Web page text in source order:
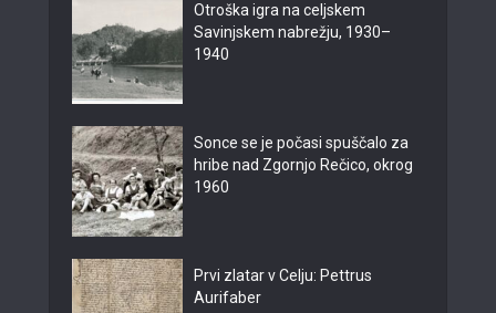
Otroška igra na celjskem
Savinjskem nabrežju, 1930–
1940
Sonce se je počasi spuščalo za
hribe nad Zgornjo Rečico, okrog
1960
Prvi zlatar v Celju: Pettrus
Aurifaber